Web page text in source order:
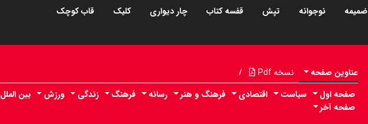
ضمیمه نوجوانه تپش قفسه کتاب چار دیواری کلیک
قاب کوچک
عناوین صفحه نسخه Pdf /
صفحه اول سیاست اقتصادی فرهنگ و هنر رسانه فرهنگ زندگی ورزش بین الملل
صفحه آخر